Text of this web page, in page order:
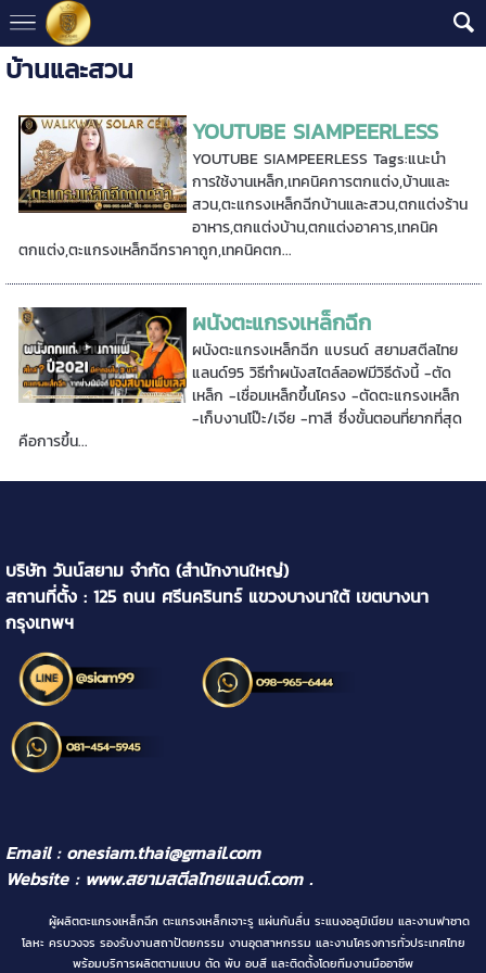
บ้านและสวน
YOUTUBE SIAMPEERLESS
YOUTUBE SIAMPEERLESS Tags:แนะนำ
การใช้งานเหล็ก,เทคนิคการตกแต่ง,บ้านและ
สวน,ตะแกรงเหล็กฉีกบ้านและสวน,ตกแต่งร้าน
อาหาร,ตกแต่งบ้าน,ตกแต่งอาคาร,เทคนิค
ตกแต่ง,ตะแกรงเหล็กฉีกราคาถูก,เทคนิคตก...
ผนังตะแกรงเหล็กฉีก
ผนังตะแกรงเหล็กฉีก แบรนด์ สยามสตีลไทย
แลนด์95 วิธีทำผนังสไตล์ลอฟมีวิธีดังนี้ -ตัด
เหล็ก -เชื่อมเหล็กขึ้นโครง -ตัดตะแกรงเหล็ก
-เก็บงานโป๊ะ/เจีย -ทาสี ซึ่งขั้นตอนที่ยากที่สุด
คือการขึ้น...
บริษัท วันน์สยาม จำกัด (สำนักงานใหญ่)
สถานที่ตั้ง : 125 ถนน ศรีนครินทร์ แขวงบางนาใต้ เขตบางนา
กรุงเทพฯ
Email : onesiam.thai@gmail.com
Website : www.สยามสตีลไทยแลนด์.com.
ผู้ผลิตตะแกรงเหล็กฉีก ตะแกรงเหล็กเจาะรู แผ่นกันลื่น ระแนงอลูมิเนียม และงานฟาซาด
โลหะ ครบวงจร รองรับงานสถาปัตยกรรม งานอุตสาหกรรม และงานโครงการทั่วประเทศไทย
พร้อมบริการผลิตตามแบบ ตัด พับ อบสี และติดตั้งโดยทีมงานมืออาชีพ